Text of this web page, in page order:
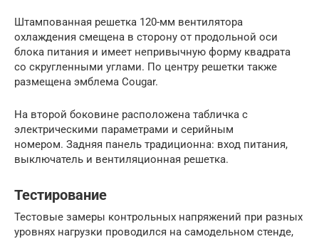
Штампованная решетка 120-мм вентилятора
охлаждения смещена в сторону от продольной оси
блока питания и имеет непривычную форму квадрата
со скругленными углами. По центру решетки также
размещена эмблема Cougar.
На второй боковине расположена табличка с
электрическими параметрами и серийным
номером. Задняя панель традиционна: вход питания,
выключатель и вентиляционная решетка.
Тестирование
Тестовые замеры контрольных напряжений при разных
уровнях нагрузки проводился на самодельном стенде,